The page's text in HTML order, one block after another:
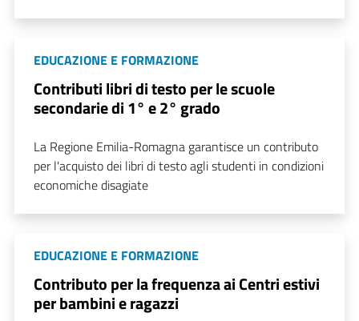
EDUCAZIONE E FORMAZIONE
Contributi libri di testo per le scuole
secondarie di 1° e 2° grado
La Regione Emilia-Romagna garantisce un contributo
per l'acquisto dei libri di testo agli studenti in condizioni
economiche disagiate
EDUCAZIONE E FORMAZIONE
Contributo per la frequenza ai Centri estivi
per bambini e ragazzi